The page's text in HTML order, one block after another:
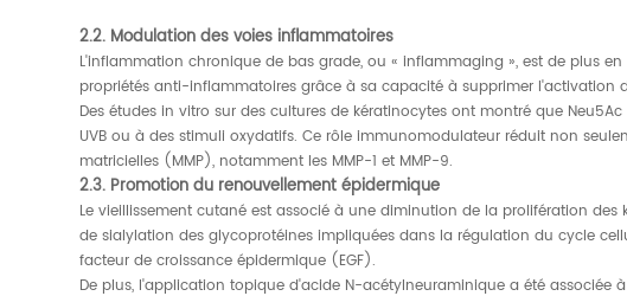
2.2. Modulation des voies inflammatoires
L'inflammation chronique de bas grade, ou « inflammaging », est de plus
propriétés anti-inflammatoires grâce à sa capacité à supprimer
Des études in vitro sur des cultures de kératinocytes ont montré que
UVB ou à des stimuli oxydatifs. Ce rôle immunomodulateur réduit non
matricielles (MMP), notamment les MMP-1 et MMP-9.
2.3. Promotion du renouvellement épidermique
Le vieillissement cutané est associé à une diminution de la prolifération
de sialylation des glycoprotéines impliquées dans la régulation du cycle
facteur de croissance épidermique (EGF).
De plus, l'application topique d'acide N-acétylneuraminique a été associée